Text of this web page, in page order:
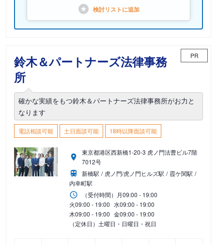
検討リストに追加
鈴木＆パートナーズ法律事務
所
PR
確かな実績をもつ鈴木＆パートナーズ法律事務所がお力と
なります
電話相談可能 土日面談可能 18時以降面談可能
東京都港区西新橋1-20-3 虎ノ門法曹ビル7階
7012号
新橋駅
虎ノ門/虎ノ門ヒルズ駅
霞ケ関駅
内幸町駅
（受付時間） 月09:00 - 19:00
火09:00 - 19:00 水09:00 - 19:00
木09:00 - 19:00 金09:00 - 19:00
（定休日）土曜日・日曜日・祝日